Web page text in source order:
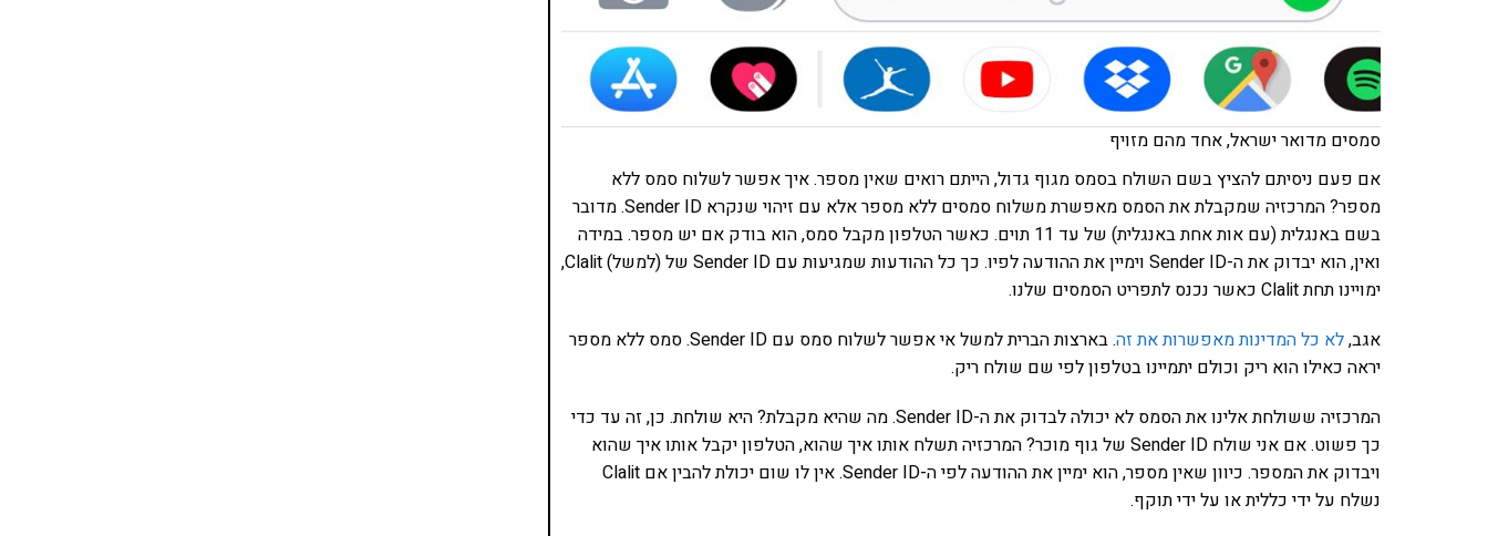
סמסים מדואר ישראל, אחד מהם מזויף
אם פעם ניסיתם להציץ בשם השולח בסמס מגוף גדול, הייתם רואים שאין מספר. איך אפשר לשלוח סמס ללא
מספר? המרכזיה שמקבלת את הסמס מאפשרת משלוח סמסים ללא מספר אלא עם זיהוי שנקרא Sender ID. מדובר
בשם באנגלית (עם אות אחת באנגלית) של עד 11 תוים. כאשר הטלפון מקבל סמס, הוא בודק אם יש מספר. במידה
ואין, הוא יבדוק את ה-Sender ID וימיין את ההודעה לפיו. כך כל ההודעות שמגיעות עם Sender ID של (למשל) Clalit,
ימויינו תחת Clalit כאשר נכנס לתפריט הסמסים שלנו.
אגב,לא כל המדינות מאפשרות את זה
. בארצות הברית למשל אי אפשר לשלוח סמס עם Sender ID. סמס ללא מספר
יראה כאילו הוא ריק וכולם יתמיינו בטלפון לפי שם שולח ריק.
המרכזיה ששולחת אלינו את הסמס לא יכולה לבדוק את ה-Sender ID. מה שהיא מקבלת? היא שולחת. כן, זה עד כדי
כך פשוט. אם אני שולח Sender ID של גוף מוכר? המרכזיה תשלח אותו איך שהוא, הטלפון יקבל אותו איך שהוא
ויבדוק את המספר. כיוון שאין מספר, הוא ימיין את ההודעה לפי ה-Sender ID. אין לו שום יכולת להבין אם Clalit
נשלח על ידי כללית או על ידי תוקף.